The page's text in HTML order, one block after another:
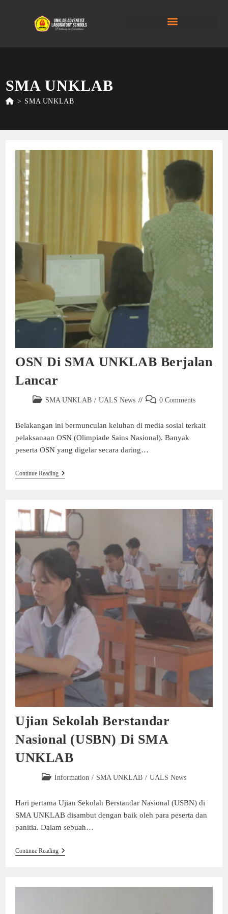
SMA UNKLAB
> SMA UNKLAB
OSN Di SMA UNKLAB Berjalan
Lancar
SMA UNKLAB / UALS News 0 Comments
Belakangan ini bermunculan keluhan di media sosial terkait
pelaksanaan OSN (Olimpiade Sains Nasional). Banyak
peserta OSN yang digelar secara daring…
Continue Reading
Ujian Sekolah Berstandar
Nasional (USBN) Di SMA
UNKLAB
Information / SMA UNKLAB / UALS News
Hari pertama Ujian Sekolah Berstandar Nasional (USBN) di
SMA UNKLAB disambut dengan baik oleh para peserta dan
panitia. Dalam sebuah…
Continue Reading